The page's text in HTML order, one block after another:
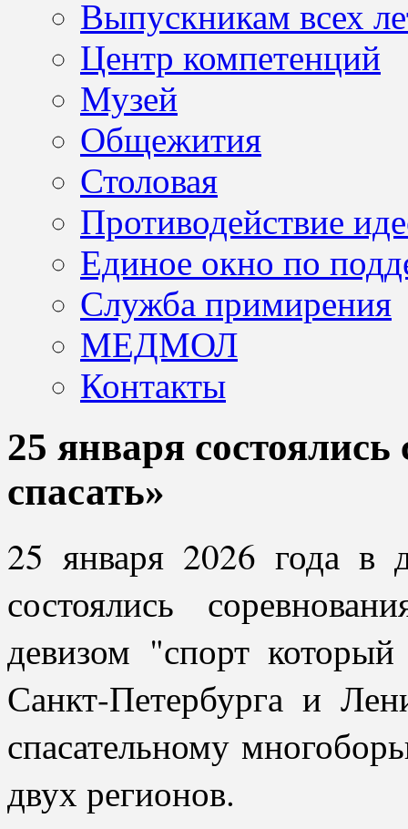
Выпускникам всех
Центр компетенций
Музей
Общежития
Столовая
Противодействие
Единое окно по
Служба примирения
МЕДМОЛ
Контакты
25 января
спасать»
25 января 2026 года в
состоялись
девизом "спорт
Санкт-Петербурга и
спасательному
двух регионов.